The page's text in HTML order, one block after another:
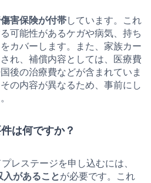
害保険が付帯しています。これ
可能性があるケガや病気、持ち
カバーします。また、家族カー
れ、補償内容としては、医療費
後の治療費などが含まれていま
の内容が異なるため、事前にし
は何ですか？
レステージを申し込むには、
があることが必要です。これ